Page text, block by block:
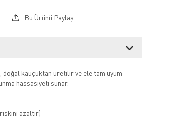
Bu Ürünü Paylaş
doğal kauçuktan üretilir ve ele tam uyum
hassasiyeti sunar.
azaltır)